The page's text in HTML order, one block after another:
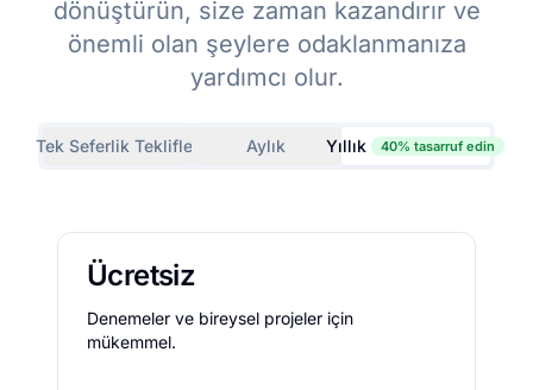
dönüştürün, size zaman kazandırır ve
önemli olan şeylere odaklanmanıza
yardımcı olur.
Tek Seferlik Teklifler Aylık Yıllık 40% tasarruf edin
Ücretsiz
Denemeler ve bireysel projeler için
mükemmel.